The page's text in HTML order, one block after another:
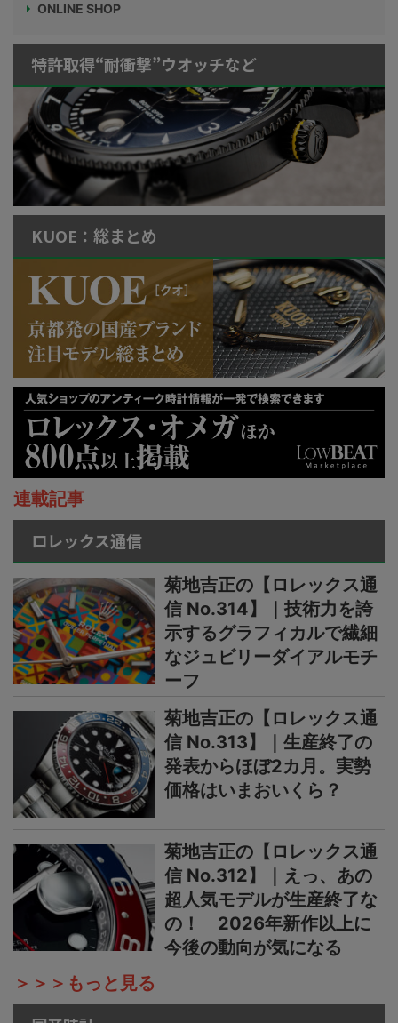
ONLINE SHOP
特許取得“耐衝撃”ウオッチなど
KUOE：総まとめ
連載記事
ロレックス通信
菊地吉正の【ロレックス通
信 No.314】｜技術力を誇
示するグラフィカルで繊細
なジュビリーダイアルモチ
ーフ
菊地吉正の【ロレックス通
信 No.313】｜生産終了の
発表からほぼ2カ月。実勢
価格はいまおいくら？
菊地吉正の【ロレックス通
信 No.312】｜えっ、あの
超人気モデルが生産終了な
の！ 2026年新作以上に
今後の動向が気になる
＞＞＞もっと見る